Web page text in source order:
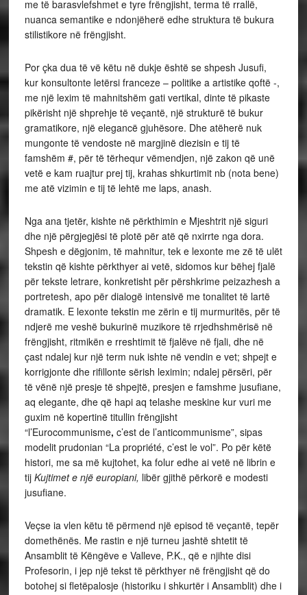
me të barasvlefshmet e tyre frëngjisht, terma të rrallë,
nuanca semantike e ndonjëherë edhe struktura të bukura
stilistikore në frëngjisht.
Por çka dua të vë këtu në dukje është se shpesh Jusufi,
kur konsultonte letërsi franceze – politike a artistike qoftë -,
me një lexim të mahnitshëm gati vertikal, dinte të pikaste
pikërisht një shprehje të veçantë, një strukturë të bukur
gramatikore, një elegancë gjuhësore. Dhe atëherë nuk
mungonte të vendoste në margjinë diezisin e tij të
famshëm #, për të tërhequr vëmendjen, një zakon që unë
vetë e kam ruajtur prej tij, krahas shkurtimit nb (nota bene)
me atë vizimin e tij të lehtë me laps, anash.
Nga ana tjetër, kishte në përkthimin e Mjeshtrit një siguri
dhe një përgjegjësi të plotë për atë që nxirrte nga dora.
Shpesh e dëgjonim, të mahnitur, tek e lexonte me zë të ulët
tekstin që kishte përkthyer ai vetë, sidomos kur bëhej fjalë
për tekste letrare, konkretisht për përshkrime peizazhesh a
portretesh, apo për dialogë intensivë me tonalitet të lartë
dramatik. E lexonte tekstin me zërin e tij murmuritës, për të
ndjerë me veshë bukurinë muzikore të rrjedhshmërisë në
frëngjisht, ritmikën e rreshtimit të fjalëve në fjali, dhe në
çast ndalej kur një term nuk ishte në vendin e vet; shpejt e
korrigjonte dhe rifillonte sërish leximin; ndalej përsëri, për
të vënë një presje të shpejtë, presjen e famshme jusufiane,
aq elegante, dhe që hapi aq telashe meskine kur vuri me
guxim në kopertinë titullin frëngjisht
“l’Eurocommunisme, c’est de l’anticommunisme”, sipas
modelit prudonian “La propriété, c’est le vol”. Po për këtë
histori, me sa më kujtohet, ka folur edhe ai vetë në librin e
tij Kujtimet e një europiani, libër gjithë përkorë e modesti
jusufiane.
Veçse ia vlen këtu të përmend një episod të veçantë, tepër
domethënës. Me rastin e një turneu jashtë shtetit të
Ansamblit të Këngëve e Valleve, P.K., që e njihte disi
Profesorin, i jep një tekst të përkthyer në frëngjisht që do
botohej si fletëpalosje (historiku i shkurtër i Ansamblit) dhe i